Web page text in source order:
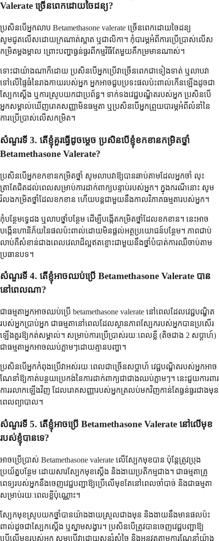
Valerate ច្រើនពេកដោយចៃដន្យ?
ប្រសិនបើអ្នកលាប Betamethasone valerate ច្រើនពេកដោយចៃដន្យ
សូមជូតលើសដោយក្រណាត់ស្អាត ឬជាលិកា។ កុំបារម្ភអំពីការប្រើប្រាស់លើស
កម្រិតម្តងម្កាល ព្រោះបញ្ហាធ្ងន់ធ្ងរពីកម្មវិធីតែមួយគឺកម្រមានណាស់។
ទោះជាយ៉ាងណាក៏ដោយ ប្រសិនបើអ្នកប្រើវាច្រើនពេកជាទៀងទាត់ ឬលាបវា
ទៅលើផ្ទៃធំនៃរាងកាយរបស់អ្នក អ្នកអាចជួបប្រទះផលប៉ះពាល់កើនឡើងដូចជា
ស្បែកស្តើង ឬការស្រូបយកជាប្រព័ន្ធ។ ទាក់ទងវេជ្ជបណ្ឌិតរបស់អ្នក ប្រសិនបើ
អ្នកសម្គាល់ឃើញរោគសញ្ញាមិនធម្មតា ឬប្រសិនបើអ្នកព្រួយបារម្ភអំពីលំនាំនៃ
ការប្រើប្រាស់លើសកម្រិត។
សំណួរទី 3. តើខ្ញុំគួរធ្វើដូចម្តេច ប្រសិនបើខ្ញុំខកខានកម្រិតថ្នាំ
Betamethasone Valerate?
ប្រសិនបើអ្នកខកខានកម្រិតថ្នាំ សូមលាបវាឱ្យបានឆាប់តាមដែលអ្នកចាំ លុះ
ត្រាតែជិតដល់ពេលសម្រាប់ការដាក់ពាក្យបន្ទាប់របស់អ្នក។ ក្នុងករណីនោះ សូម
រំលងកម្រិតថ្នាំដែលខកខាន ហើយបន្តជាមួយនឹងកាលវិភាគធម្មតារបស់អ្នក។
កុំបន្ថែមទ្វេដង ឬលាបថ្នាំបន្ថែម ដើម្បីបង្កើតកម្រិតថ្នាំដែលខកខាន។ នេះអាច
បង្កើនហានិភ័យនៃផលប៉ះពាល់ដោយមិនផ្តល់អត្ថប្រយោជន៍បន្ថែម។ ភាពជាប់
លាប់គឺសំខាន់ជាងពេលវេលាដ៏ល្អឥតខ្ចោះជាមួយនឹងថ្នាំបំបាត់ការឈឺចាប់តាម
ប្រធានបទ។
សំណួរទី 4. តើខ្ញុំអាចឈប់ប្រើ Betamethasone Valerate បាន
នៅពេលណា?
ជាធម្មតាអ្នកអាចឈប់ប្រើ betamethasone valerate នៅពេលដែលវេជ្ជបណ្ឌិត
របស់អ្នកប្រាប់អ្នក ជាធម្មតានៅពេលដែលស្ថានភាពស្បែករបស់អ្នកបានប្រសើរ
ឡើងគួរឱ្យកត់សម្គាល់។ សម្រាប់ការប្រើប្រាស់រយៈពេលខ្លី (តិចជាង 2 សប្តាហ៍)
ជាធម្មតាអ្នកអាចឈប់ភ្លាមៗដោយគ្មានបញ្ហា។
ប្រសិនបើអ្នកកំពុងប្រើវាអស់រយៈពេលជាច្រើនសប្តាហ៍ វេជ្ជបណ្ឌិតរបស់អ្នកអាច
ណែនាំឱ្យកាត់បន្ថយប្រេកង់នៃការដាក់ពាក្យជាជាងឈប់ភ្លាមៗ។ នេះជួយការពារ
ការរលាកឡើងវិញ ដែលរោគសញ្ញារបស់អ្នកត្រលប់មកវិញកាន់តែធ្ងន់ធ្ងរជាងមុន
ពេលព្យាបាល។
សំណួរទី 5. តើខ្ញុំអាចប្រើ Betamethasone Valerate នៅលើមុខ
របស់ខ្ញុំបានទេ?
អាចប្រើប្រាស់ Betamethasone valerate លើស្បែកមុខបាន ប៉ុន្តែត្រូវប្រុង
ប្រយ័ត្នបន្ថែម ដោយសារស្បែកមុខស្តើង និងងាយប្រតិកម្មជាង។ ជាធម្មតាគ្រូ
ពេទ្យរបស់អ្នកនឹងចេញវេជ្ជបញ្ជាឱ្យប្រើលើមុខតែនៅពេលចាំបាច់ និងជាធម្មតា
សម្រាប់រយៈពេលខ្លីប៉ុណ្ណោះ។
ស្បែកមុខស្រូបយកថ្នាំបានយ៉ាងងាយស្រួលជាងមុន និងងាយនឹងមានផលប៉ះ
ពាល់ដូចជាស្បែកស្តើង ឬស្នាមសង្វារ។ ប្រសិនបើត្រូវបានចេញវេជ្ជបញ្ជាឱ្យ
ប្រើលើមុខរបស់អ្នក សូមប្រើវាដោយសន្សំសំចៃ និងអនុវត្តតាមការណែនាំយ៉ាង